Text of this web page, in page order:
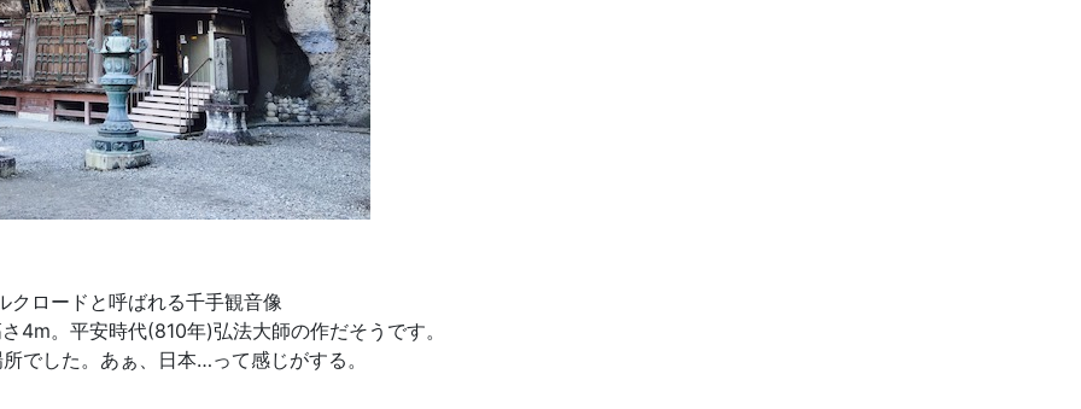
クロードと呼ばれる千手観音像
4m。平安時代(810年)弘法大師の作だそうです。
でした。あぁ、日本…って感じがする。